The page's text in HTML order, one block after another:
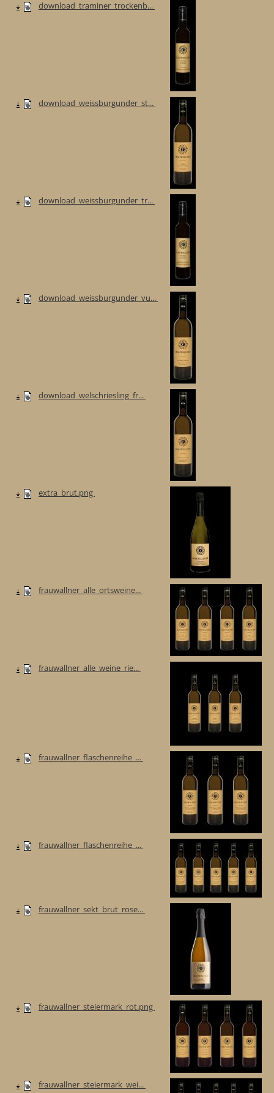
download_traminer_trockenb...
download_weissburgunder_st...
download_weissburgunder_tr...
download_weissburgunder_vu...
download_welschriesling_fr...
extra_brut.png
frauwallner_alle_ortsweine...
frauwallner_alle_weine_rie...
frauwallner_flaschenreihe_...
frauwallner_flaschenreihe_...
frauwallner_sekt_brut_rose...
frauwallner_steiermark_rot.png
frauwallner_steiermark_wei...